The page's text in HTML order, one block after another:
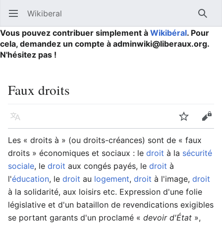
Ouvrir le menu principal Wikiberal
Vous pouvez contribuer simplement à Wikibéral. Pour
cela, demandez un compte à adminwiki@liberaux.org.
N'hésitez pas !
Faux droits
Langue Suivre
Les « droits à » (ou droits-créances) sont de « faux
droits » économiques et sociaux : le droit à la sécurité
sociale, le droit aux congés payés, le droit à
l'éducation, le droit au logement, droit à l'image, droit
à la solidarité, aux loisirs etc. Expression d'une folie
législative et d'un bataillon de revendications exigibles
se portant garants d'un proclamé « devoir d'État »,